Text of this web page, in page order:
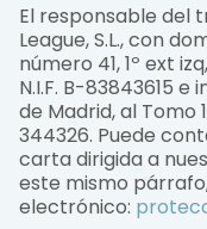
El responsable del
League, S.L., con
número 41, 1º ext
N.I.F. B-83843615
de Madrid, al Tomo
344326. Puede
carta dirigida a
este mismo
electrónico: